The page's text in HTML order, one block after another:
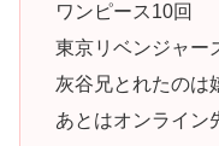
ワンピース10回
東京リベンジャー
灰谷兄とれたのは
あとはオンライン